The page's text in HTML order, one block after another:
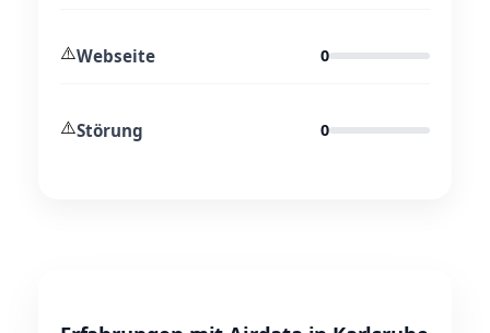
⚠️Webseite 0
⚠️Störung 0